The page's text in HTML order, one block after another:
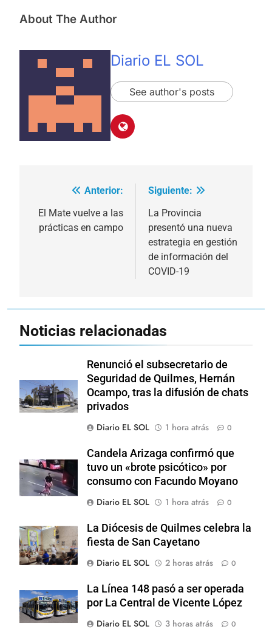
About The Author
Diario EL SOL
See author's posts
Navegación
de
entradas
Anterior:
El Mate vuelve a las
prácticas en campo
Siguiente:
La Provincia
presentó una nueva
estrategia en gestión
de información del
COVID-19
Noticias relacionadas
Renunció el subsecretario de
Seguridad de Quilmes, Hernán
Ocampo, tras la difusión de chats
privados
Diario EL SOL
1 hora atrás 0
Candela Arizaga confirmó que
tuvo un «brote psicótico» por
consumo con Facundo Moyano
Diario EL SOL
1 hora atrás 0
La Diócesis de Quilmes celebra la
fiesta de San Cayetano
Diario EL SOL
2 horas atrás 0
La Línea 148 pasó a ser operada
por La Central de Vicente López
Diario EL SOL
3 horas atrás 0